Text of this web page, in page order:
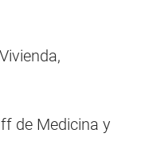
de Medicina y